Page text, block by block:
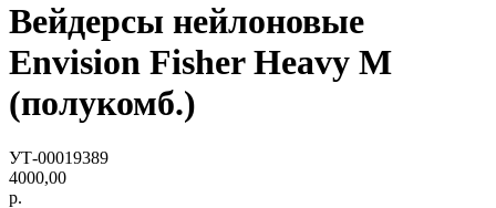
Вейдерсы нейлоновые
Envision Fisher Heavy M
(полукомб.)
УТ-00019389
4000,00
р.